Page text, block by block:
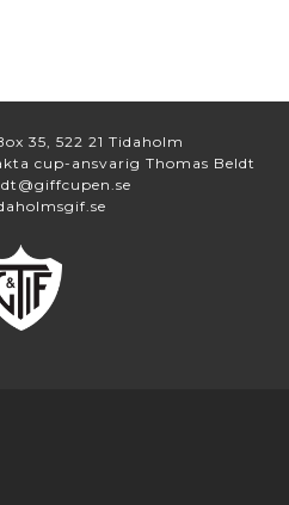
35, 522 21 Tidaholm
cup-ansvarig Thomas Beldt